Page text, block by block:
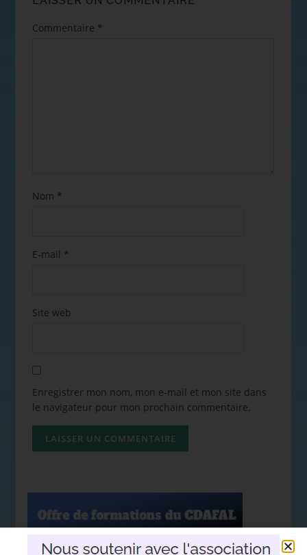
Commentaire *
Nom *
E-mail *
Site web
Enregistrer mon nom, mon e-mail et mon site dans
le navigateur pour mon prochain commentaire.